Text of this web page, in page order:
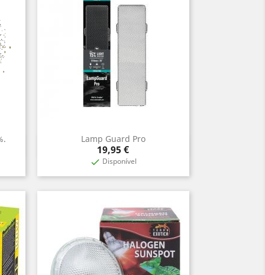
Lamp Guard Pro
Prix
19,95 €
 Disponível
Aperçu rapide